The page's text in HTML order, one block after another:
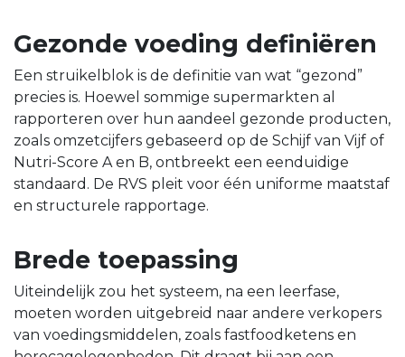
Gezonde voeding definiëren
Een struikelblok is de definitie van wat “gezond”
precies is. Hoewel sommige supermarkten al
rapporteren over hun aandeel gezonde producten,
zoals omzetcijfers gebaseerd op de Schijf van Vijf of
Nutri-Score A en B, ontbreekt een eenduidige
standaard. De RVS pleit voor één uniforme maatstaf
en structurele rapportage.
Brede toepassing
Uiteindelijk zou het systeem, na een leerfase,
moeten worden uitgebreid naar andere verkopers
van voedingsmiddelen, zoals fastfoodketens en